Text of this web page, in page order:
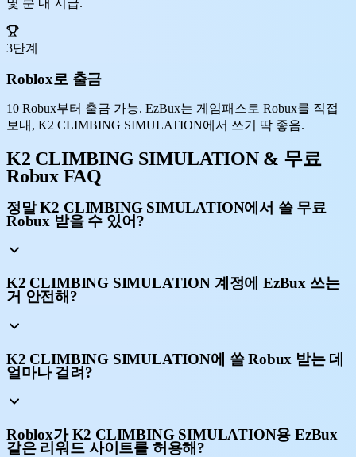
몇 분 내 지급.
3단계
Roblox로 출금
10 Robux부터 출금 가능. EzBux는 게임패스로 Robux를 직접
보내, K2 CLIMBING SIMULATION에서 쓰기 딱 좋음.
K2 CLIMBING SIMULATION & 무료
Robux FAQ
정말 K2 CLIMBING SIMULATION에서 쓸 무료
Robux 받을 수 있어?
K2 CLIMBING SIMULATION 계정에 EzBux 쓰는
거 안전해?
K2 CLIMBING SIMULATION에 쓸 Robux 받는 데
얼마나 걸려?
Roblox가 K2 CLIMBING SIMULATION용 EzBux
같은 리워드 사이트를 허용해?